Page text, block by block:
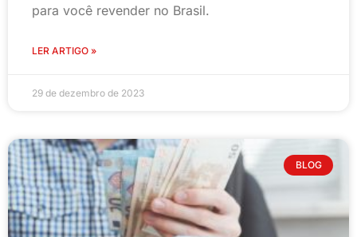
para você revender no Brasil.
LER ARTIGO »
29 de dezembro de 2023
BLOG